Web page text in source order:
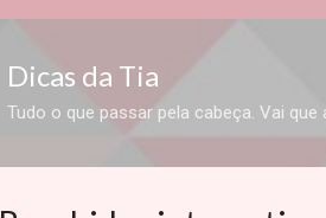
Dicas da Tia
Tudo o que passar pela cabeça. Vai